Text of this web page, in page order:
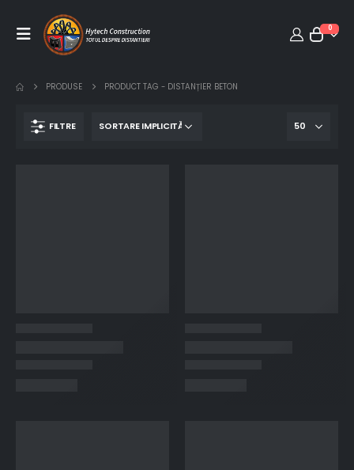
0
PRODUSE PRODUCT TAG - DISTANȚIER BETON
FILTRE